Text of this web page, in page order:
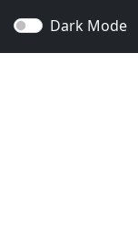
Dark Mode